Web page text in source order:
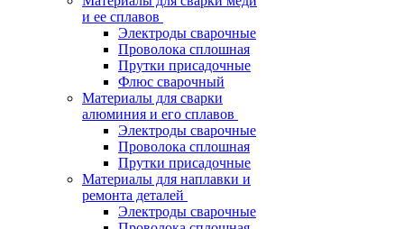
и ее сплавов
Электроды сварочные
Проволока сплошная
Прутки присадочные
Флюс сварочный
Материалы для сварки
алюминия и его сплавов
Электроды сварочные
Проволока сплошная
Прутки присадочные
Материалы для наплавки и
ремонта деталей
Электроды сварочные